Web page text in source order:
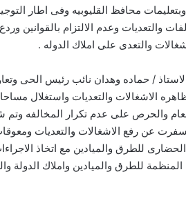
محافظ القليوبيه وفى اطار
والتعديات وعدم الالتزام بالقوانين
والتعدى على املاك الدوله .
/ حماده وهدان نائب رئيس الحى
الاشغالات والتعديات واستغلال
والحرص على عدم تكرار المخالفه
عن رفع الاشغالات والتعديات
للطرق والميادين مع اتخاذ
المنظمة للطرق والميادين واملاك